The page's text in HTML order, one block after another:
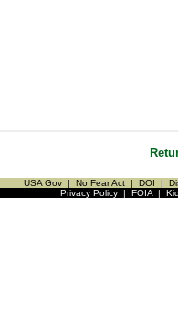
USA Gov | No Fear Act | DOI |
Privacy Policy| FOIA|